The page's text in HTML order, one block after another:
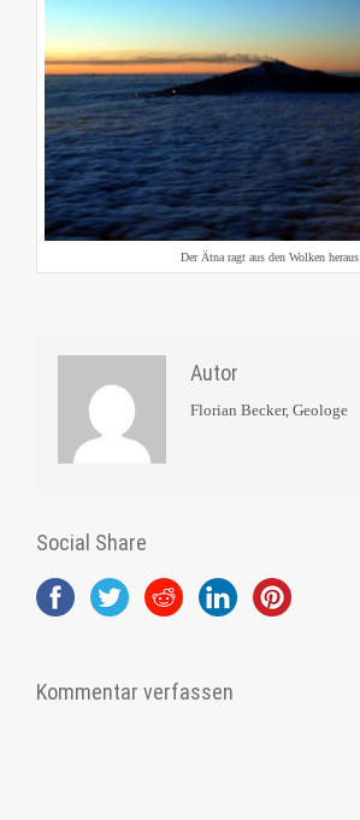
Der Ätna ragt aus den Wolken heraus
Autor
Florian Becker, Geologe
Social Share
Kommentar verfassen